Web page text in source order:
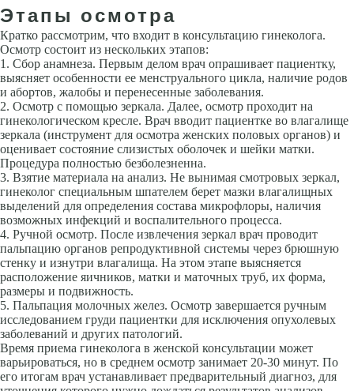
Этапы осмотра
Кратко рассмотрим, что входит в консультацию гинеколога.
Осмотр состоит из нескольких этапов:
Сбор анамнеза. Первым делом врач опрашивает пациентку,
выясняет особенности ее менструального цикла, наличие родов
и абортов, жалобы и перенесенные заболевания.
Осмотр с помощью зеркала. Далее, осмотр проходит на
гинекологическом кресле. Врач вводит пациентке во влагалище
зеркала (инструмент для осмотра женских половых органов) и
оценивает состояние слизистых оболочек и шейки матки.
Процедура полностью безболезненна.
Взятие материала на анализ. Не вынимая смотровых зеркал,
гинеколог специальным шпателем берет мазки влагалищных
выделений для определения состава микрофлоры, наличия
возможных инфекций и воспалительного процесса.
Ручной осмотр. После извлечения зеркал врач проводит
пальпацию органов репродуктивной системы через брюшную
стенку и изнутри влагалища. На этом этапе выясняется
расположение яичников, матки и маточных труб, их форма,
размеры и подвижность.
Пальпация молочных желез. Осмотр завершается ручным
исследованием груди пациентки для исключения опухолевых
заболеваний и других патологий.
Время приема гинеколога в женской консультации может
варьироваться, но в среднем осмотр занимает 20-30 минут. По
его итогам врач устанавливает предварительный диагноз, для